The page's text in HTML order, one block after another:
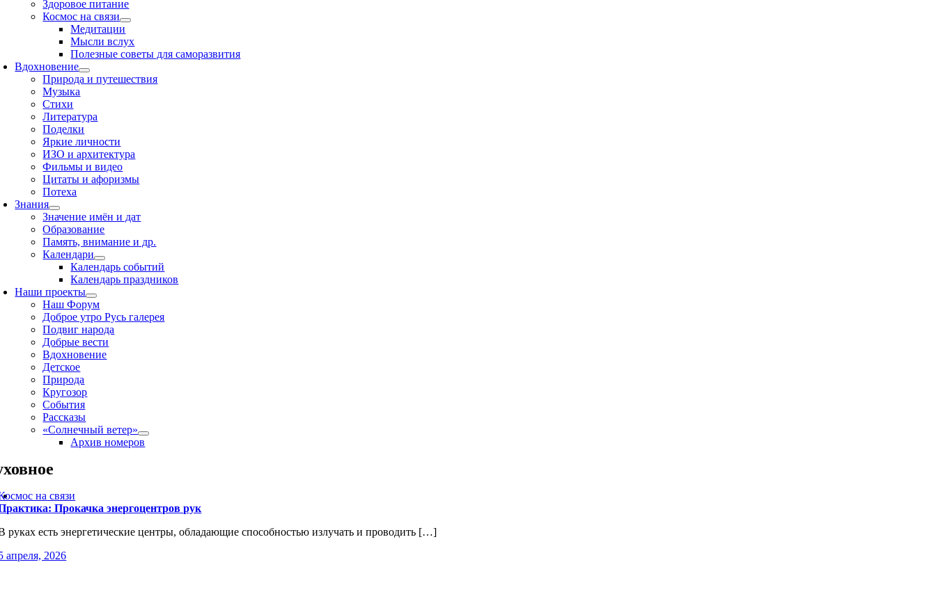
Здоровое питание
Космос на связи
Медитации
Мысли вслух
Полезные советы для саморазвития
Вдохновение
Природа и путешествия
Музыка
Стихи
Литература
Поделки
Яркие личности
ИЗО и архитектура
Фильмы и видео
Цитаты и афоризмы
Потеха
Знания
Значение имён и дат
Образование
Память, внимание и др.
Календари
Календарь событий
Календарь праздников
Наши проекты
Наш Форум
Доброе утро Русь галерея
Подвиг народа
Добрые вести
Вдохновение
Детское
Природа
Кругозор
События
Рассказы
«Солнечный ветер»
Архив номеров
на связи
Прокачка энергоцентров рук
руках есть энергетические центры, обладающие способностью излучать и проводить […]
апреля, 2026